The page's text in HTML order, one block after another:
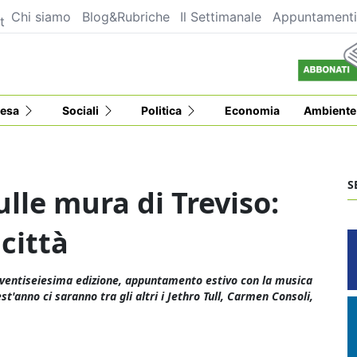
Chi siamo Blog&Rubriche Il Settimanale Appuntamenti
Sociali Politica Economia Ambiente
mura di Treviso:
edizione, appuntamento estivo con la musica
ci saranno tra gli altri i Jethro Tull, Carmen Consoli,